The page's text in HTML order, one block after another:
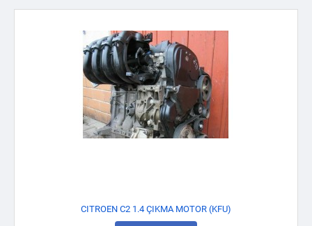
CITROEN C2 1.4 ÇIKMA MOTOR (KFU)